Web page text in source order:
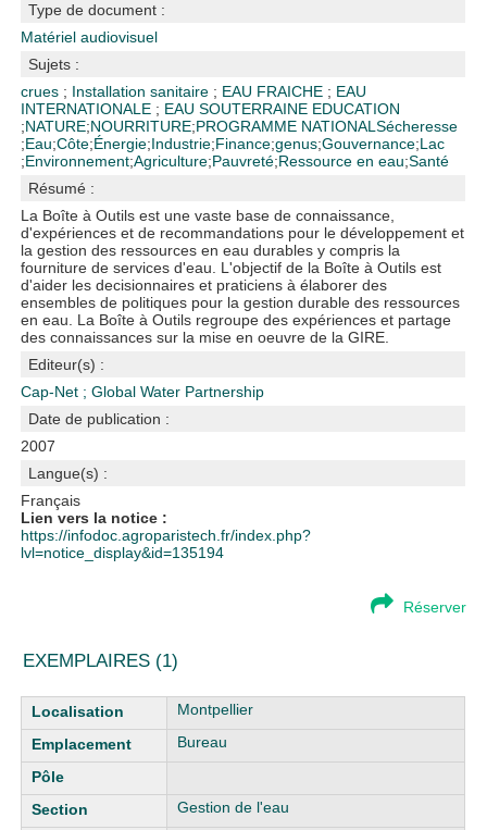
Type de document :
Matériel audiovisuel
Sujets :
crues ; Installation sanitaire ; EAU FRAICHE ; EAU
INTERNATIONALE ; EAU SOUTERRAINE EDUCATION
;NATURE;NOURRITURE;PROGRAMME NATIONALSécheresse
;Eau;Côte;Énergie;Industrie;Finance;genus;Gouvernance;Lac
;Environnement;Agriculture;Pauvreté;Ressource en eau;Santé
Résumé :
La Boîte à Outils est une vaste base de connaissance,
d'expériences et de recommandations pour le développement et
la gestion des ressources en eau durables y compris la
fourniture de services d'eau. L'objectif de la Boîte à Outils est
d'aider les decisionnaires et praticiens à élaborer des
ensembles de politiques pour la gestion durable des ressources
en eau. La Boîte à Outils regroupe des expériences et partage
des connaissances sur la mise en oeuvre de la GIRE.
Editeur(s) :
Cap-Net ;Global Water Partnership
Date de publication :
2007
Langue(s) :
Français
Lien vers la notice :
https://infodoc.agroparistech.fr/index.php?
lvl=notice_display&id=135194
Réserver
EXEMPLAIRES (1)
Liste des exemplaires
Montpellier
Bureau
Gestion de l'eau